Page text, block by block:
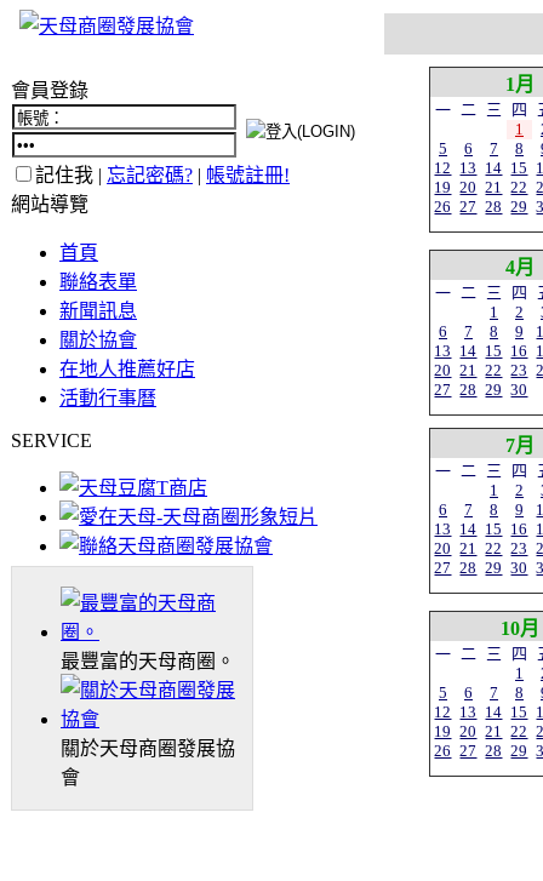
會員登錄
記住我 | 忘記密碼? | 帳號註冊!
網站導覽
首頁
聯絡表單
新聞訊息
關於協會
在地人推薦好店
活動行事曆
SERVICE
最豐富的天母商圈。
關於天母商圈發展協
會
1月
一 二 三 四
1
5
6 7 8
12 13 14 15
19 20 21 22
26 27 28 29
4月
一 二 三 四
1
2
6
7 8 9
13 14 15 16
20 21 22 23
27 28 29 30
7月
一 二 三 四
1
2
6
7 8 9
13 14 15 16
20 21 22 23
27 28 29 30
10月
一 二 三 四
1
5
6 7 8
12 13 14 15
19 20 21 22
26 27 28 29